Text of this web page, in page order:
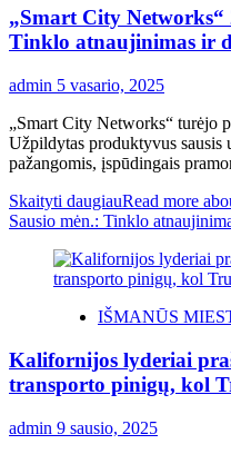
„Smart City Networks“
Tinklo atnaujinimas ir
admin 5 vasario, 2025
„Smart City Networks“ turėjo
Užpildytas produktyvus sausis
pažangomis, įspūdingais
Skaityti daugiauRead more
Sausio mėn.: Tinklo
IŠMANŪS
Kalifornijos lyderiai
transporto pinigų, kol
admin 9 sausio, 2025